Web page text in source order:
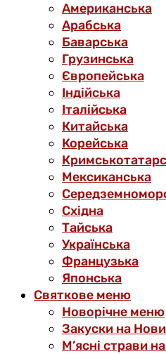
Американська
Арабська
Баварська
Грузинська
Європейська
Індійська
Італійська
Китайська
Корейська
Мексиканська
Східна
Тайська
Українська
Французька
Японська
Святкове меню
Новорічне меню
Закуски на
М’ясні страви